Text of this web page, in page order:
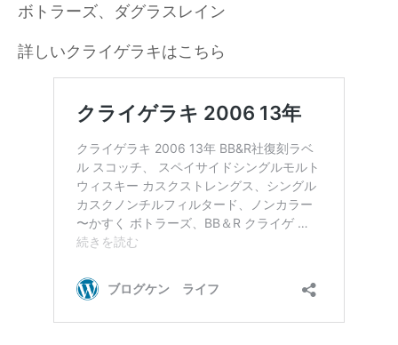
ボトラーズ、ダグラスレイン
詳しいクライゲラキはこちら